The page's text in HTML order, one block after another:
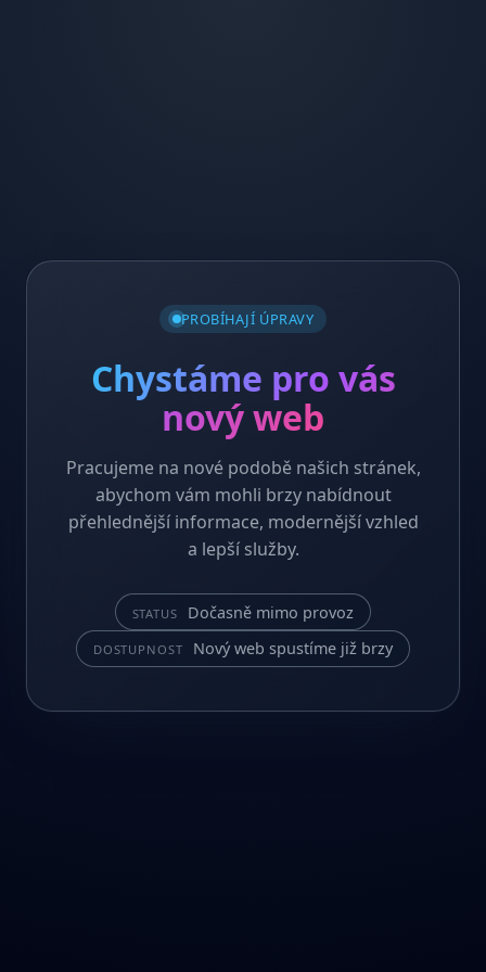
PROBÍHAJÍ ÚPRAVY
Chystáme pro vás
nový web
Pracujeme na nové podobě našich stránek,
abychom vám mohli brzy nabídnout
přehlednější informace, modernější vzhled
a lepší služby.
STATUS Dočasně mimo provoz
DOSTUPNOST Nový web spustíme již brzy